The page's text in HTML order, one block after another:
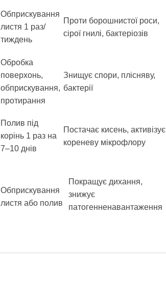
Обприскування
листя 1 раз/
тиждень
Проти борошнистої роси,
сірої гнилі, бактеріозів
Обробка
поверхонь,
обприскування,
протирання
Знищує спори, плісняву,
бактерії
Полив під
корінь 1 раз на
7–10 днів
Постачає кисень, активізує
кореневу мікрофлору
Обприскування
листя або полив
Покращує дихання,
знижує
патогенненавантаження